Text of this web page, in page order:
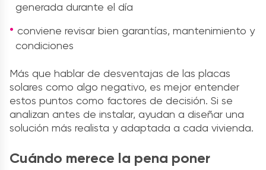
generada durante el día
conviene revisar bien garantías, mantenimiento y
condiciones
Más que hablar de desventajas de las placas
solares como algo negativo, es mejor entender
estos puntos como factores de decisión. Si se
analizan antes de instalar, ayudan a diseñar una
solución más realista y adaptada a cada vivienda.
Cuándo merece la pena poner